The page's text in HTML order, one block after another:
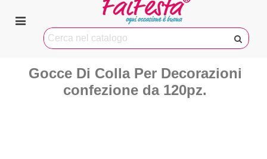
Gocce Di Colla Per Decorazioni
confezione da 120pz.